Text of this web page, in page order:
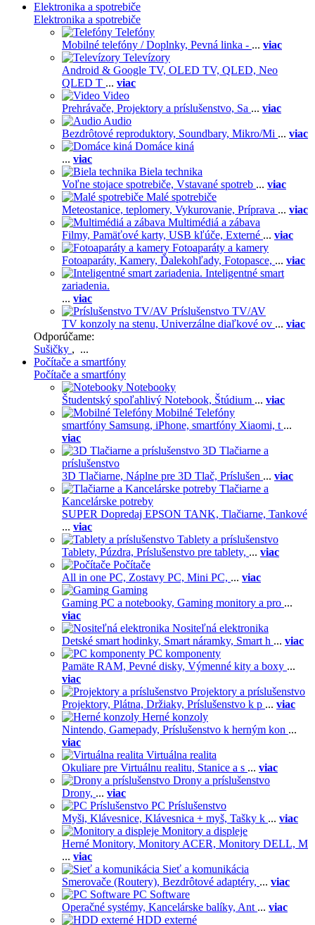
Elektronika a spotrebiče
Elektronika a spotrebiče
Telefóny
Mobilné telefóny / Doplnky, Pevná linka - ... viac
Televízory
Android & Google TV, OLED TV, QLED, Neo
QLED T ... viac
Video
Prehrávače, Projektory a príslušenstvo, Sa ... viac
Audio
Bezdrôtové reproduktory, Soundbary, Mikro/Mi ... viac
Domáce kiná
... viac
Biela technika
Voľne stojace spotrebiče, Vstavané spotreb ... viac
Malé spotrebiče
Meteostanice, teplomery, Vykurovanie, Príprava ... viac
Multimédiá a zábava
Filmy, Pamäťové karty, USB kľúče, Externé ... viac
Fotoaparáty a kamery
Fotoaparáty, Kamery, Ďalekohľady, Fotopasce, ... viac
Inteligentné smart
zariadenia.
... viac
Príslušenstvo TV/AV
TV konzoly na stenu, Univerzálne diaľkové ov ... viac
Odporúčame:
Sušičky , ...
Počítače a smartfóny
Počítače a smartfóny
Notebooky
Študentský spoľahlivý Notebook, Štúdium ... viac
Mobilné Telefóny
smartfóny Samsung, iPhone, smartfóny Xiaomi, t ...
viac
3D Tlačiarne a
príslušenstvo
3D Tlačiarne, Náplne pre 3D Tlač, Príslušen ... viac
Tlačiarne a
Kancelárske potreby
SUPER Dopredaj EPSON TANK, Tlačiarne, Tankové
... viac
Tablety a príslušenstvo
Tablety, Púzdra, Príslušenstvo pre tablety, ... viac
Počítače
All in one PC, Zostavy PC, Mini PC, ... viac
Gaming
Gaming PC a notebooky, Gaming monitory a pro ...
viac
Nositeľná elektronika
Detské smart hodinky, Smart náramky, Smart h ... viac
PC komponenty
Pamäte RAM, Pevné disky, Výmenné kity a boxy ...
viac
Projektory a príslušenstvo
Projektory, Plátna, Držiaky, Príslušenstvo k p ... viac
Herné konzoly
Nintendo, Gamepady, Príslušenstvo k herným kon ...
viac
Virtuálna realita
Okuliare pre Virtuálnu realitu, Stanice a s ... viac
Drony a príslušenstvo
Drony, ... viac
PC Príslušenstvo
Myši, Klávesnice, Klávesnica + myš, Tašky k ... viac
Monitory a displeje
Herné Monitory, Monitory ACER, Monitory DELL, M
... viac
Sieť a komunikácia
Smerovače (Routery), Bezdrôtové adaptéry, ... viac
PC Software
Operačné systémy, Kancelárske balíky, Ant ... viac
HDD externé